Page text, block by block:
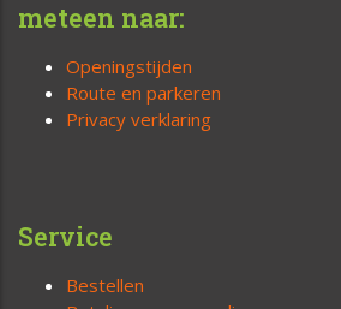
meteen naar:
Openingstijden
Route en parkeren
Privacy verklaring
Service
Bestellen